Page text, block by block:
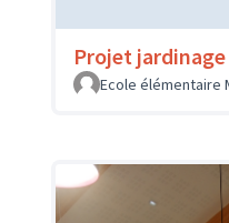
Projet jardinage
Ecole élémentaire